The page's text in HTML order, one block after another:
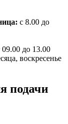
с 8.00 до
09.00 до 13.00
воскресенье
подачи